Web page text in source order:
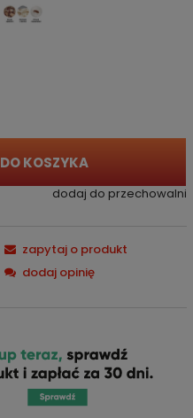
DO KOSZYKA
dodaj do przechowalni
zapytaj o produkt
dodaj opinię